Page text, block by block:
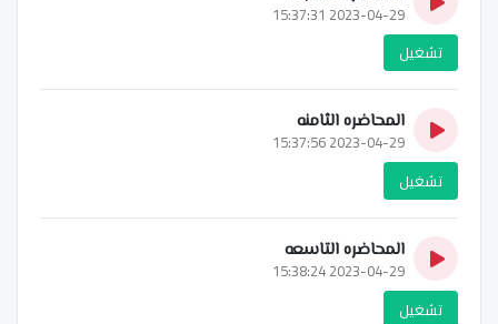
2023-04-29 15:37:31
تشغيل
المحاضره الثامنه
2023-04-29 15:37:56
تشغيل
المحاضره التاسعه
2023-04-29 15:38:24
تشغيل